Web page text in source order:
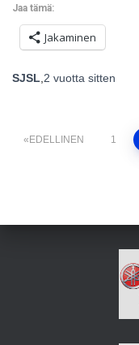
Jaa tämä:
Jakaminen
SJSL 2 vuotta sitten
Artikkelien
EDELLINEN 1